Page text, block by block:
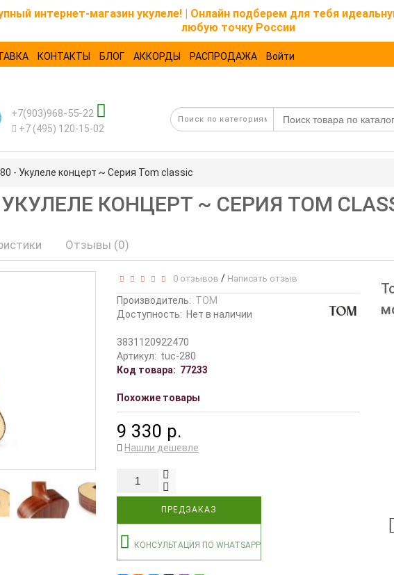
интернет-магазин укулеле! | Онлайн подберем для тебя
любую точку России
КОНТАКТЫ БЛОГ АККОРДЫ РАСПРОДАЖА Войти
+7(903)968-55-22
+7 (495) 120-15-02
- Укулеле концерт ~ Серия Tom classic
УКУЛЕЛЕ КОНЦЕРТ ~ СЕРИЯ TOM
Отзывы (0)
0 отзывов / Написать отзыв
Производитель: TOM
Доступность: Нет в наличии
3831120922470
Артикул: tuc-280
Код товара: 77233
Похожие товары
9 330 р.
Нашли дешевле
ПРЕДЗАКАЗ
КОНСУЛЬТАЦИЯ ПО WHATSAPP